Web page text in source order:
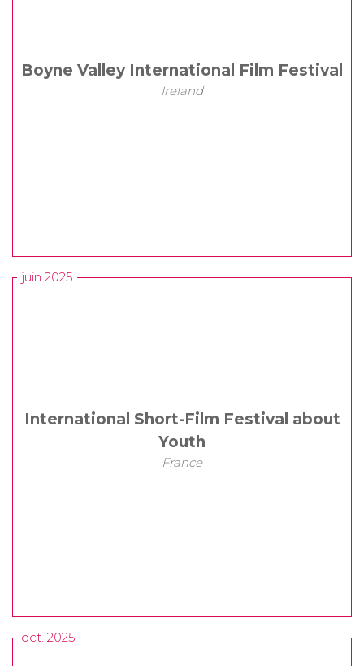
Boyne Valley International Film Festival
Ireland
juin 2025
International Short-Film Festival about
Youth
France
oct. 2025